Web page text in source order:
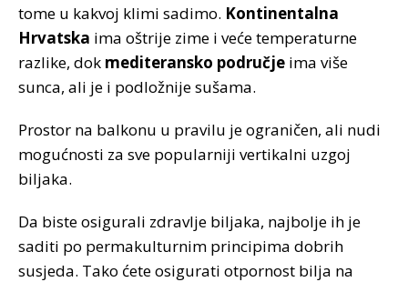
tome u kakvoj klimi sadimo. Kontinentalna
Hrvatska ima oštrije zime i veće temperaturne
razlike, dok mediteransko područje ima više
sunca, ali je i podložnije sušama.
Prostor na balkonu u pravilu je ograničen, ali nudi
mogućnosti za sve popularniji vertikalni uzgoj
biljaka.
Da biste osigurali zdravlje biljaka, najbolje ih je
saditi po permakulturnim principima dobrih
susjeda. Tako ćete osigurati otpornost bilja na